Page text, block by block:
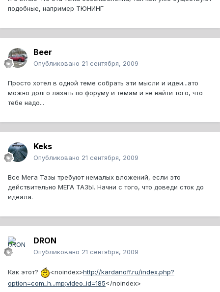
подобные, например ТЮНИНГ
Beer
Опубликовано 21 сентября, 2009
Просто хотел в одной теме собрать эти мысли и идеи...ато
можно долго лазать по форуму и темам и не найти того, что
тебе надо...
Keks
Опубликовано 21 сентября, 2009
Все Мега Тазы требуют немалых вложений, если это
действительно МЕГА ТАЗЫ. Начни с того, что доведи сток до
идеала.
DRON
Опубликовано 21 сентября, 2009
Как этот? <noindex>http://kardanoff.ru/index.php?
option=com_h...mp;video_id=185</noindex>